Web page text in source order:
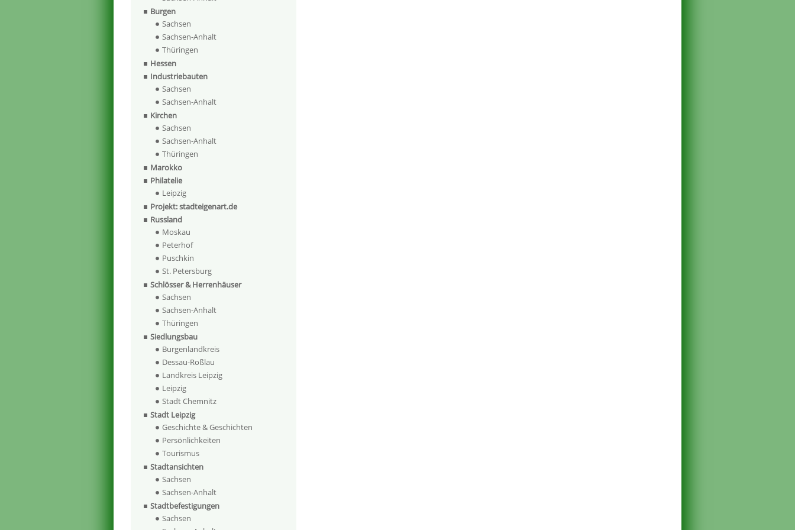
Burgen
Sachsen
Sachsen-Anhalt
Thüringen
Hessen
Industriebauten
Sachsen
Sachsen-Anhalt
Kirchen
Sachsen
Sachsen-Anhalt
Thüringen
Marokko
Philatelie
Leipzig
Projekt: stadteigenart.de
Russland
Moskau
Peterhof
Puschkin
St. Petersburg
Schlösser & Herrenhäuser
Sachsen
Sachsen-Anhalt
Thüringen
Siedlungsbau
Burgenlandkreis
Dessau-Roßlau
Landkreis Leipzig
Leipzig
Stadt Chemnitz
Stadt Leipzig
Geschichte & Geschichten
Persönlichkeiten
Tourismus
Stadtansichten
Sachsen
Sachsen-Anhalt
Stadtbefestigungen
Sachsen